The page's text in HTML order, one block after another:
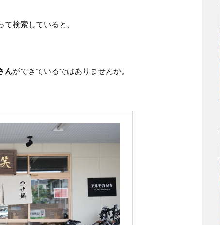
検索していると、
んができているではありませんか。